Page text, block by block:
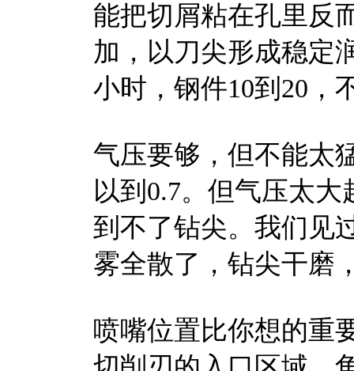
能把切屑粘在孔里反
加，以刀尖形成稳定
小时，钢件10到20，
气压要够，但不能太
以到0.7。但气压太
到不了钻尖。我们见
雾全散了，钻尖干磨
喷嘴位置比你想的重